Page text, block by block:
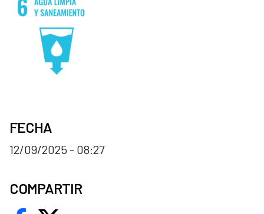
FECHA
12/09/2025 - 08:27
COMPARTIR